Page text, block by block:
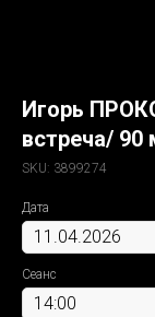
Игорь
встреча/ 90
SKU: 3899274
Дата
Сеанс